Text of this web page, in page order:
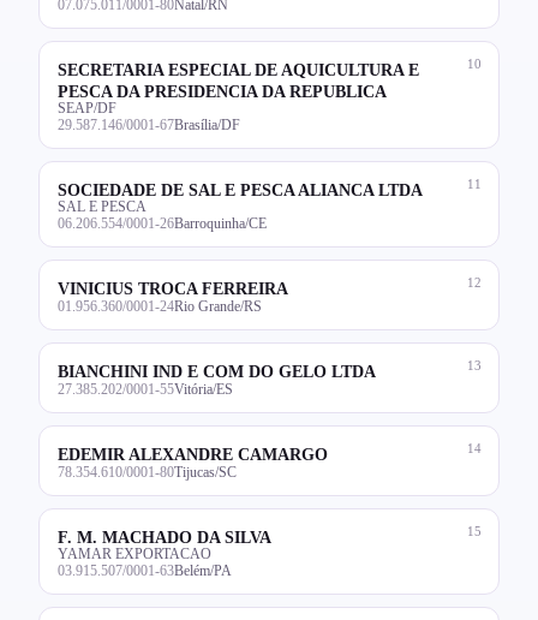
07.075.011/0001-80Natal/RN
10
SECRETARIA ESPECIAL DE AQUICULTURA E
PESCA DA PRESIDENCIA DA REPUBLICA
SEAP/DF
29.587.146/0001-67Brasília/DF
11
SOCIEDADE DE SAL E PESCA ALIANCA LTDA
SAL E PESCA
06.206.554/0001-26Barroquinha/CE
12
VINICIUS TROCA FERREIRA
01.956.360/0001-24Rio Grande/RS
13
BIANCHINI IND E COM DO GELO LTDA
27.385.202/0001-55Vitória/ES
14
EDEMIR ALEXANDRE CAMARGO
78.354.610/0001-80Tijucas/SC
15
F. M. MACHADO DA SILVA
YAMAR EXPORTACAO
03.915.507/0001-63Belém/PA